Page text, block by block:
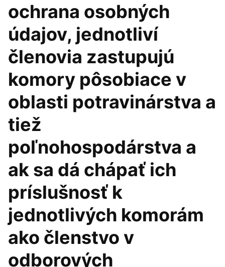
ochrana osobných
údajov, jednotliví
členovia zastupujú
komory pôsobiace v
oblasti potravinárstva a
tiež
poľnohospodárstva a
ak sa dá chápať ich
príslušnosť k
jednotlivých komorám
ako členstvo v
odborových